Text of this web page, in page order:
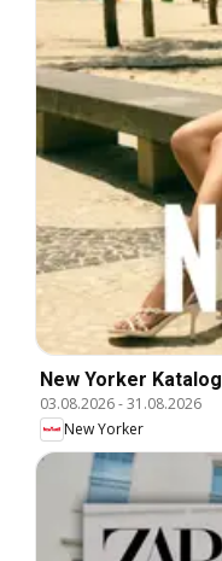
New Yorker Katalog
03.08.2026-31.08.2026
New Yorker